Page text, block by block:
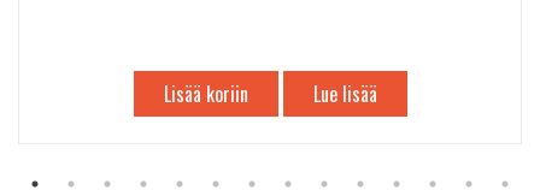
Lisää koriin Lue lisää